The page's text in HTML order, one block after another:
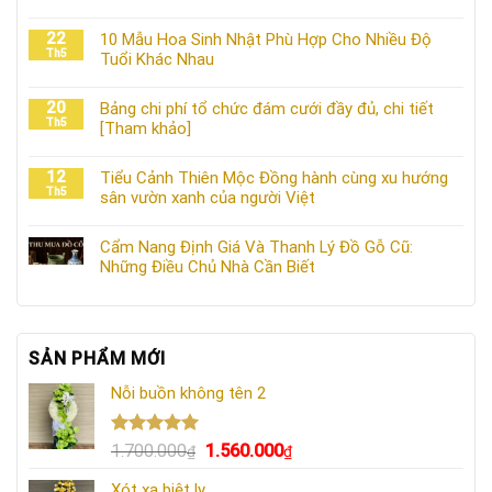
22
Th5
10 Mẫu Hoa Sinh Nhật Phù Hợp Cho Nhiều Độ
Tuổi Khác Nhau
20
Th5
Bảng chi phí tổ chức đám cưới đầy đủ, chi tiết
[Tham khảo]
12
Th5
Tiểu Cảnh Thiên Mộc Đồng hành cùng xu hướng
sân vườn xanh của người Việt
Cẩm Nang Định Giá Và Thanh Lý Đồ Gỗ Cũ:
Những Điều Chủ Nhà Cần Biết
SẢN PHẨM MỚI
Nỗi buồn không tên 2
Được xếp
5 sao
1.700.000₫
Giá
1.560.000₫Giá